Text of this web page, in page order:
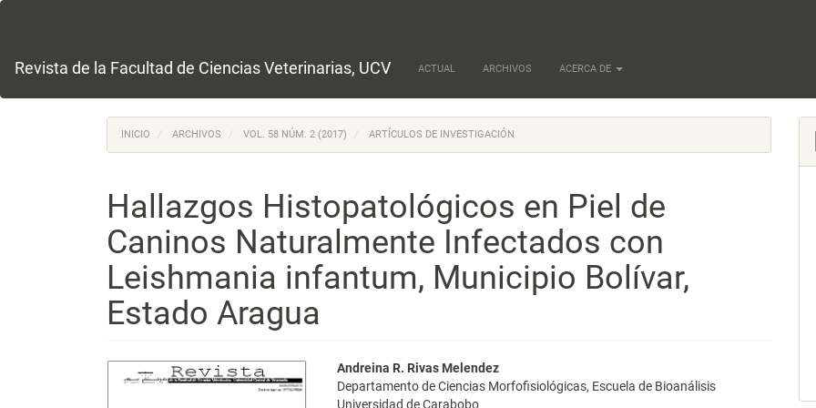
principal
lateral
Revista de la Facultad de Ciencias Veterinarias, UCV ACTUAL ARCHIVOS ACERCA DE
INICIO ARCHIVOS VOL. 58 NÚM. 2 (2017) ARTÍCULOS DE INVESTIGACIÓN
Hallazgos Histopatológicos en Piel de
Caninos Naturalmente Infectados con
Leishmania infantum, Municipio Bolívar,
Estado Aragua
Barra
Contenido
Andreina R. Rivas Melendez
Departamento de Ciencias Morfofisiológicas, Escuela de Bioanálisis
Universidad de Carabobo